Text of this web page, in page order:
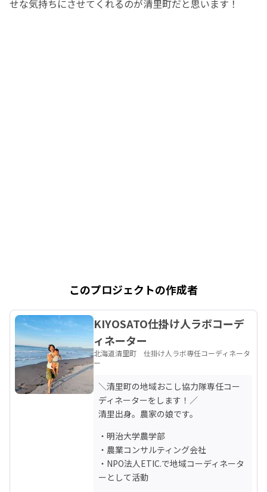
せな気持ちにさせてくれるのが清里町だと思います！
このプロジェクトの作成者
KIYOSATO仕掛け人ラボコーデ
ィネーター
北海道清里町 仕掛け人ラボ専任コーディネータ
ー
＼清里町の地域おこし協力隊専任コー
ディネーターをします！／
清里出身。農家の娘です。
・明治大学農学部
・農業コンサルティング会社
・NPO法人ETIC.で地域コーディネータ
ーとして活動